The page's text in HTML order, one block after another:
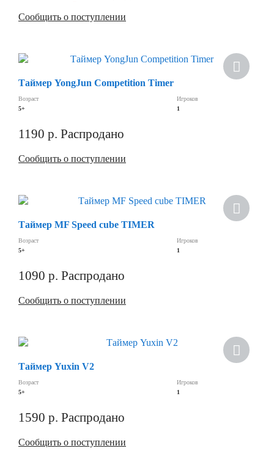
Сообщить о поступлении
Таймер YongJun Competition Timer
Возраст
5+
Игроков
1
1190 р. Распродано
Сообщить о поступлении
Таймер MF Speed cube TIMER
Возраст
5+
Игроков
1
1090 р. Распродано
Сообщить о поступлении
Таймер Yuxin V2
Возраст
5+
Игроков
1
1590 р. Распродано
Сообщить о поступлении